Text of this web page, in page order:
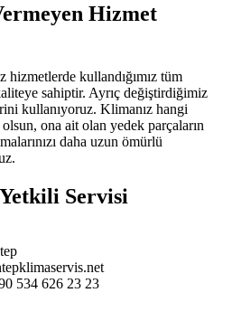
Hizmet
hizmetlerde kullandığımız tüm
sahiptir. Ayrıç değiştirdiğimiz
kullanıyoruz. Klimanız hangi
ona ait olan yedek parçaların
daha uzun ömürlü
Servisi
534 626 23 23